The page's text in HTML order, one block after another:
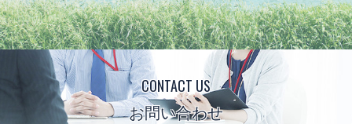
CONTACT US
お問い合わせ